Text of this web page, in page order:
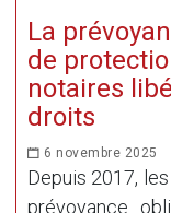
La
de
notaires
droits
6 novembre 2025
Depuis 2017,
prévoyance